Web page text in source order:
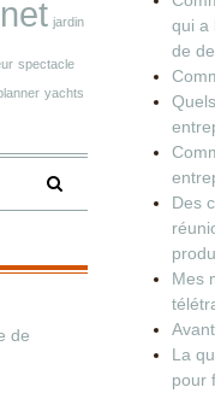
jardin
spectacle
yachts
de
qui a
de
Des
Mes
La
pour